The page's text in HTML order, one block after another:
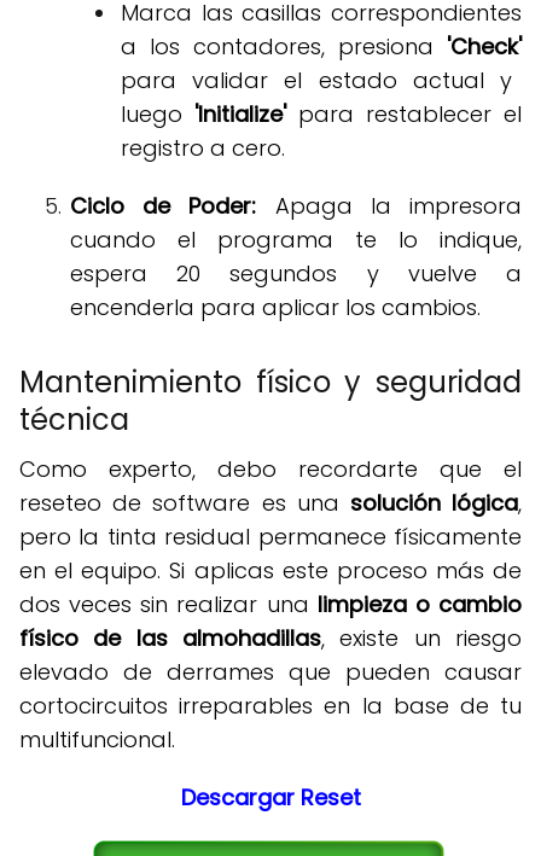
Marca las casillas correspondientes
a los contadores, presiona 'Check'
para validar el estado actual y
luego 'Initialize'para restablecer el
registro a cero.
Ciclo de Poder: Apaga la impresora
cuando el programa te lo indique,
espera 20 segundos y vuelve a
encenderla para aplicar los cambios.
Mantenimiento físico y seguridad
técnica
Como experto, debo recordarte que el
reseteo de software es una solución lógica,
pero la tinta residual permanece físicamente
en el equipo.Si aplicas este proceso más de
dos veces sin realizar una limpieza o cambio
físico de las almohadillas, existe un riesgo
elevado de derrames que pueden causar
cortocircuitos irreparables en la base de tu
multifuncional.
Descargar Reset